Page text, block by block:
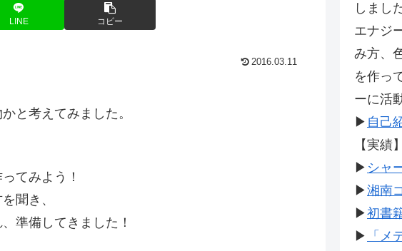
LINE コピー
2016.03.11
と考えてみました。
てみよう！
聞き、
準備してきました！
しまし
エナジ
み方、
を作っ
ーに活
▶ 自己
【実績】
▶ シャ
▶湘南
▶初書
▶
「メ